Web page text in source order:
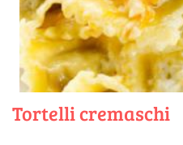
Tortelli cremaschi